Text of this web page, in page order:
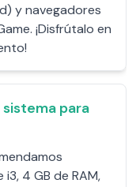
y navegadores
¡Disfrútalo en
para
4 GB de RAM,